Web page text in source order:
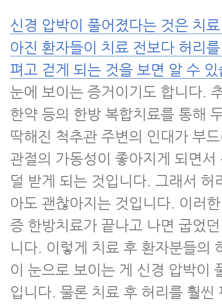
- 허리에 좋은 음식, 허리디스크·
식 찾으신다구요? 이 음식을 꼭 섭
- 척추협착증, 퇴행성디스크, 척추
리통증에 재활치료를 꼭 받아야
- 척추협착증운동, 눌린 신경을 풀
하는 5가지 운동
- 척추협착증인데 한쪽 다리만 심
요? 협착증 증상이 아닐 수 있습니
- 허리협착증에 좋은 운동, 공 스
- 척추협착증 환자에게 좋은 뭉친
주는 운동
- 척추관협착증과 허리디스크, 아
이유와 해결 방법
신경 압박이 풀어졌다는 것은 치
아진 환자들이 치료 전보다 허리
펴고 걷게 되는 것을 보면 알 수
눈에 보이는 증거이기도 합니다.
한약 등의 한방 복합치료를 통해
딱해진 척추관 주변의 인대가 부
관절의 가동성이 좋아지게 되면서
덜 받게 되는 것입니다. 그래서 허
아도 괜찮아지는 것입니다. 이러
증 한방치료가 끝나고 나면 굽었
니다. 이렇게 치료 후 환자분들의
이 눈으로 보이는 게 신경 압박이
입니다. 물론 치료 후 허리를 훨씬